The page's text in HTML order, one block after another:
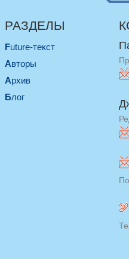
РАЗДЕЛЫ
Future-текст
Авторы
Архив
Блог